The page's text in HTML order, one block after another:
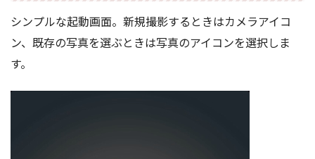
シンプルな起動画面。新規撮影するときはカメラアイコ
ン、既存の写真を選ぶときは写真のアイコンを選択しま
す。